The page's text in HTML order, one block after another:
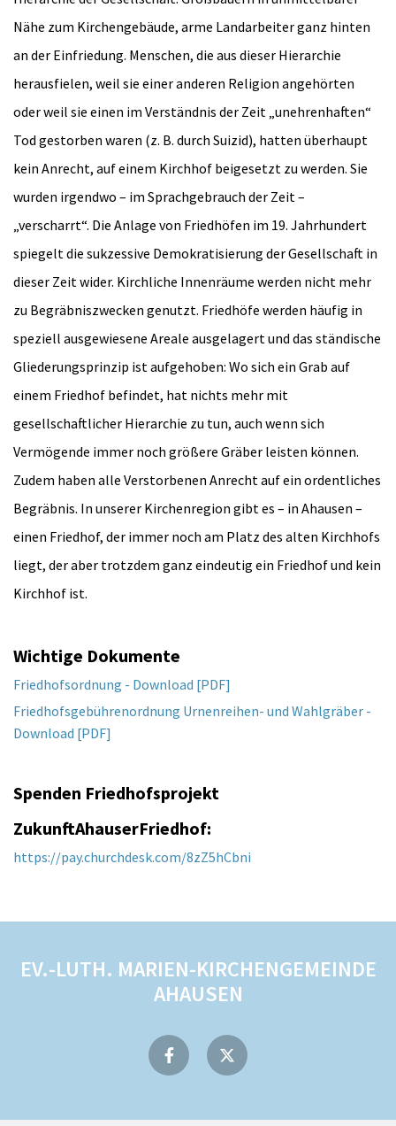
Nähe zum Kirchengebäude, arme Landarbeiter ganz hinten
an der Einfriedung. Menschen, die aus dieser Hierarchie
herausfielen, weil sie einer anderen Religion angehörten
oder weil sie einen im Verständnis der Zeit „unehrenhaften“
Tod gestorben waren (z. B. durch Suizid), hatten überhaupt
kein Anrecht, auf einem Kirchhof beigesetzt zu werden. Sie
wurden irgendwo – im Sprachgebrauch der Zeit –
„verscharrt“. Die Anlage von Friedhöfen im 19. Jahrhundert
spiegelt die sukzessive Demokratisierung der Gesellschaft in
dieser Zeit wider. Kirchliche Innenräume werden nicht mehr
zu Begräbniszwecken genutzt. Friedhöfe werden häufig in
speziell ausgewiesene Areale ausgelagert und das ständische
Gliederungsprinzip ist aufgehoben: Wo sich ein Grab auf
einem Friedhof befindet, hat nichts mehr mit
gesellschaftlicher Hierarchie zu tun, auch wenn sich
Vermögende immer noch größere Gräber leisten können.
Zudem haben alle Verstorbenen Anrecht auf ein ordentliches
Begräbnis. In unserer Kirchenregion gibt es – in Ahausen –
einen Friedhof, der immer noch am Platz des alten Kirchhofs
liegt, der aber trotzdem ganz eindeutig ein Friedhof und kein
Kirchhof ist.
Wichtige Dokumente
Friedhofsordnung - Download [PDF]
Friedhofsgebührenordnung Urnenreihen- und Wahlgräber -
Download [PDF]
Spenden Friedhofsprojekt
ZukunftAhauserFriedhof:
https://pay.churchdesk.com/8zZ5hCbni
EV.-LUTH. MARIEN-KIRCHENGEMEINDE
AHAUSEN